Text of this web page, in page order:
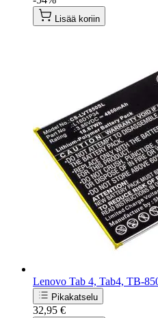
Lisää koriin
Lenovo Tab 4, Tab4, TB-
Pikakatselu
32,95 €